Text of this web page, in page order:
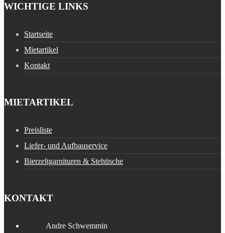
WICHTIGE LINKS
Startseite
Mietartikel
Kontakt
MIETARTIKEL
Preisliste
Liefer- und Aufbauservice
Bierzeltgarnituren & Stehtische
KONTAKT
Andre Schwemmin